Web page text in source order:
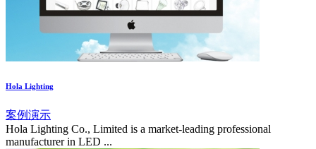
Hola Lighting
案例演示
Hola Lighting Co., Limited is a market-leading professional
manufacturer in LED ...